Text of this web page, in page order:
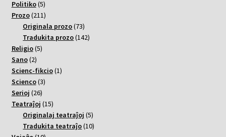
Politiko 55
varoj
Prozo 211211
varoj
Originala prozo 7373
varoj
Tradukita prozo 142142
Religio 55
Sano 22
varoj
Scienc-fikcio 11
Scienco 33
Serioj 2626
varoj
Teatraĵoj 1515
varoj
Originalaj teatraĵoj 55
varoj
Tradukita teatraĵo 1010